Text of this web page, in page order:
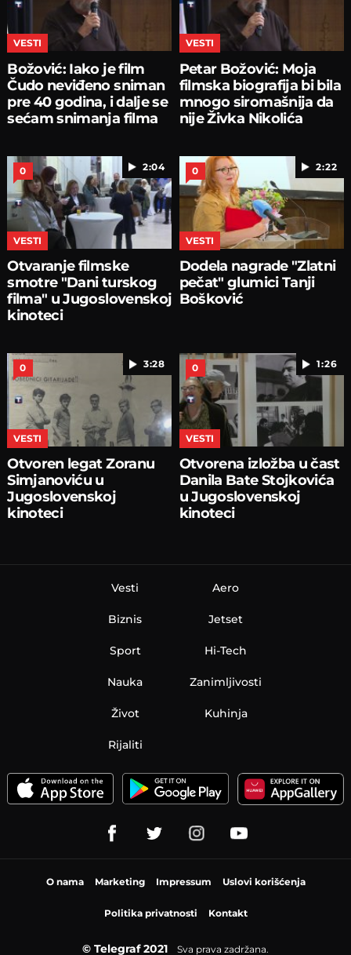
VESTI
Božović: Iako je film
Čudo neviđeno sniman
pre 40 godina, i dalje se
sećam snimanja filma
VESTI
Petar Božović: Moja
filmska biografija bi bila
mnogo siromašnija da
nije Živka Nikolića
2:04
0
VESTI
Otvaranje filmske
smotre "Dani turskog
filma" u Jugoslovenskoj
kinoteci
2:22
0
VESTI
Dodela nagrade "Zlatni
pečat" glumici Tanji
Bošković
3:28
0
VESTI
Otvoren legat Zoranu
Simjanoviću u
Jugoslovenskoj
kinoteci
1:26
0
VESTI
Otvorena izložba u čast
Danila Bate Stojkovića
u Jugoslovenskoj
kinoteci
Vesti
Biznis
Sport
Nauka
Aero
Jetset
Hi-Tech
Zanimljivosti
Život Kuhinja
Rijaliti
O nama Marketing Impressum Uslovi korišćenja
Politika privatnosti Kontakt
© Telegraf 2021 Sva prava zadržana.